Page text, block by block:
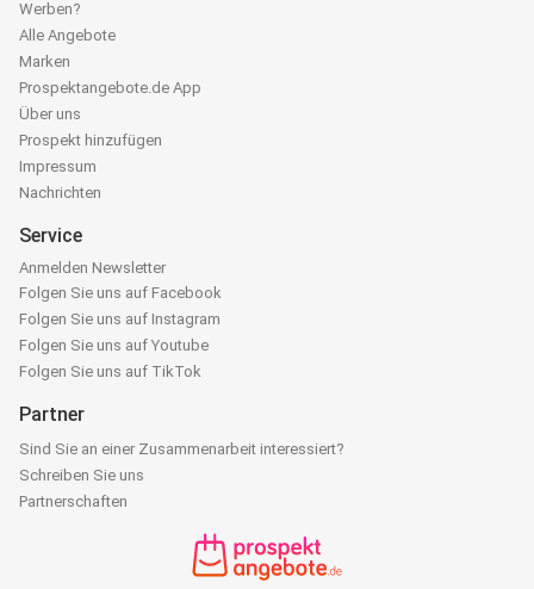
Werben?
Alle Angebote
Marken
Prospektangebote.de App
Über uns
Prospekt hinzufügen
Impressum
Nachrichten
Service
Anmelden Newsletter
Folgen Sie uns auf Facebook
Folgen Sie uns auf Instagram
Folgen Sie uns auf Youtube
Folgen Sie uns auf TikTok
Partner
Sind Sie an einer Zusammenarbeit interessiert?
Schreiben Sie uns
Partnerschaften